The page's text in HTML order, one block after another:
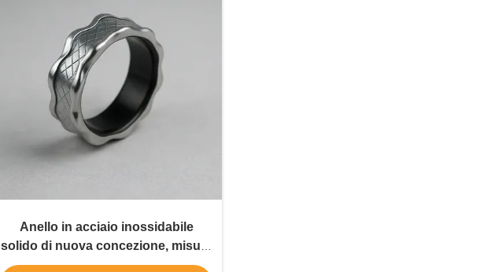
Anello in acciaio inossidabile
solido di nuova concezione, misure
casuali, tipi assortiti, anelli di